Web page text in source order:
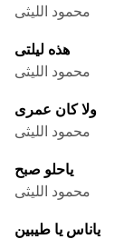
محمود الليثى
هذه ليلتى
محمود الليثى
ولا كان عمرى
محمود الليثى
ياحلو صبح
محمود الليثى
ياناس يا طيبين